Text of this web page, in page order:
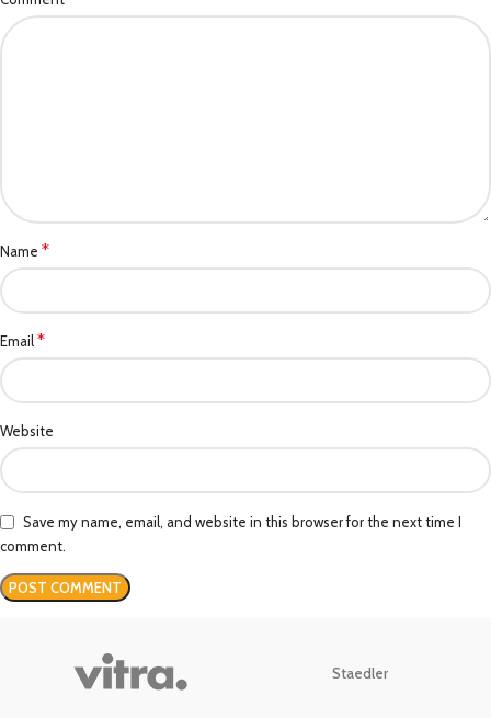
Name *
Email*
Website
Save my name, email, and website in this browser for the next time I
comment.
Staedler